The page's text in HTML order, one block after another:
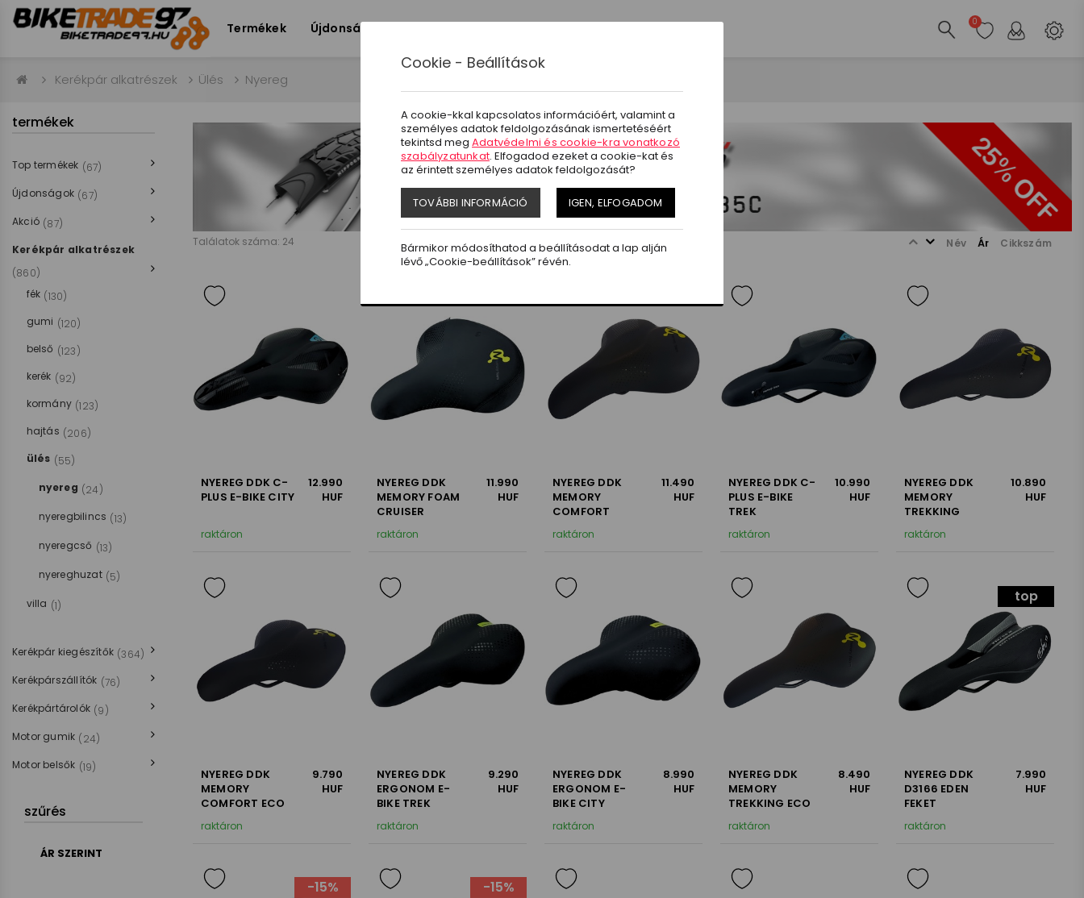
Cookie - Beállítások
A cookie-kkal kapcsolatos információért, valamint a
személyes adatok feldolgozásának ismertetéséért
tekintsd meg Adatvédelmi és cookie-kra vonatkozó
szabályzatunkat. Elfogadod ezeket a cookie-kat és
az érintett személyes adatok feldolgozását?
TOVÁBBI INFORMÁCIÓ IGEN, ELFOGADOM
Bármikor módosíthatod a beállításodat a lap alján
lévő „Cookie-beállítások” révén.
Termékek Újdonságok 0
Kerékpár alkatrészek Ülés Nyereg
termékek
Top termékek (67)
Újdonságok (67)
Akció (87)
Kerékpár alkatrészek
(860)
fék (130)
gumi (120)
belső (123)
kerék (92)
kormány (123)
hajtás (206)
ülés (55)
nyereg (24)
nyeregbilincs (13)
nyeregcső (13)
nyereghuzat (5)
villa (1)
Kerékpár kiegészítők (364)
Kerékpárszállítók (76)
Kerékpártárolók (9)
Motor gumik (24)
Motor belsők (19)
szűrés
ÁR SZERINT
Találatok száma: 24 Név Ár Cikkszám
NYEREG DDK C-
PLUS E-BIKE CITY
12.990
HUF
raktáron
NYEREG DDK
MEMORY FOAM
CRUISER
11.990
HUF
raktáron
NYEREG DDK
MEMORY
COMFORT
11.490
HUF
raktáron
NYEREG DDK C-
PLUS E-BIKE
TREK
10.990
HUF
raktáron
NYEREG DDK
MEMORY
TREKKING
10.890
HUF
raktáron
NYEREG DDK
MEMORY
COMFORT ECO
9.790
HUF
raktáron
NYEREG DDK
ERGONOM E-
BIKE TREK
9.290
HUF
raktáron
NYEREG DDK
ERGONOM E-
BIKE CITY
8.990
HUF
raktáron
NYEREG DDK
MEMORY
TREKKING ECO
8.490
HUF
raktáron
top
NYEREG DDK
D3166 EDEN
FEKET
7.990
HUF
raktáron
-15% -15%